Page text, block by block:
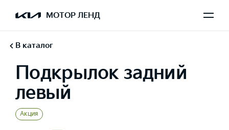
МОТОР ЛЕНД
В каталог
Подкрылок задний
левый
Акция